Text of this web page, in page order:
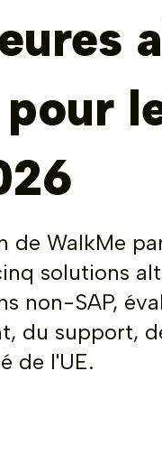
de WalkMe
solutions
non-SAP,
du support,
de l'UE.